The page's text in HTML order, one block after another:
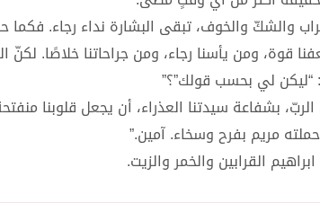
والشكّ والخوف، تبقى البشارة نداء رجاء.
قوة، ومن يأسنا رجاء، ومن جراحاتنا خلاصًا. لكنّ
لي بحسب قولك”؟”
بشفاعة سيدتنا العذراء، أن يجعل قلوبنا
مريم بفرح وسخاء. آمين.”
القرابين والخمر والزيت.